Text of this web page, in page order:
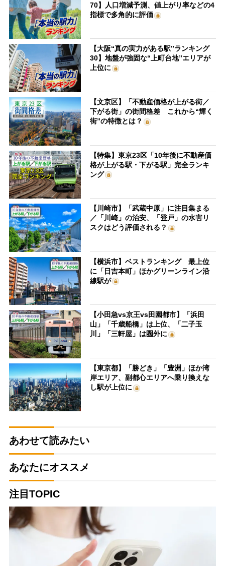
70】人口増減予測、値上がり率などの4
指標で多角的に評価
【大阪“真の実力がある駅”ランキング
30】地盤が強固な“上町台地”エリアが
上位に
【文京区】「不動産価格が上がる街／
下がる街」の街間格差 これから“輝く
街”の特徴とは？
【特集】東京23区「10年後に不動産価
格が上がる駅・下がる駅」完全ランキ
ング
【川崎市】「武蔵中原」に注目集まる
／「川崎」の治安、「登戸」の水害リ
スクはどう評価される？
【横浜市】ベストランキング 最上位
に「日吉本町」ほかグリーンライン沿
線駅が
【小田急vs京王vs田園都市】「浜田
山」「千歳船橋」は上位、「二子玉
川」「三軒屋」は圏外に
【東京都】「勝どき」「豊洲」ほか湾
岸エリア、副都心エリアへ乗り換えな
し駅が上位に
あわせて読みたい
あなたにオススメ
注目TOPIC